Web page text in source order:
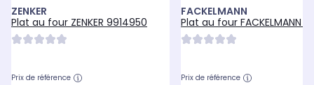
ZENKER
Plat au four ZENKER 9914950
Prix de référence
FACKELMANN
Plat au four FACKELMANN
Prix de référence